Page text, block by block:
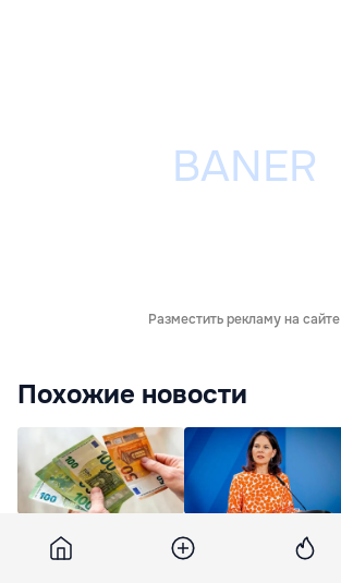
Разместить рекламу на сайте
Похожие новости
Немец, который 13
лет пробыл в тюрьме
Бербок: Ракеты США
в Германии будут